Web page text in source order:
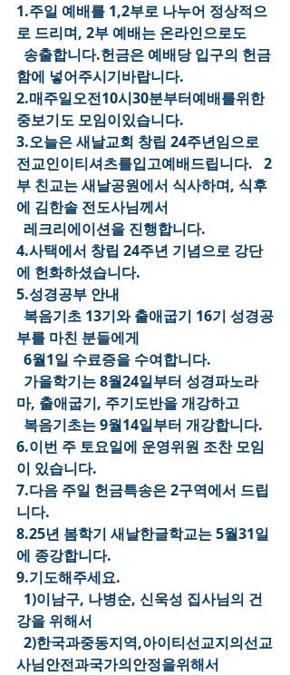
1.주일 예배를 1,2부로 나누어 정상적으
로 드리며, 2부 예배는 온라인으로도
송출합니다.헌금은 예배당 입구의 헌금
함에 넣어주시기바랍니다.
2.매주일오전10시30분부터예배를위한
중보기도 모임이있습니다.
3.오늘은 새날교회 창립 24주년임으로
전교인이티셔츠를입고예배드립니다. 2
부 친교는 새날공원에서 식사하며, 식후
에 김한솔 전도사님께서
레크리에이션을 진행합니다.
4.사택에서 창립 24주년 기념으로 강단
에 헌화하셨습니다.
5.성경공부 안내
복음기초 13기와 출애굽기 16기 성경공
부를 마친 분들에게
6월1일 수료증을 수여합니다.
가을학기는 8월24일부터 성경파노라
마, 출애굽기, 주기도반을 개강하고
복음기초는 9월14일부터 개강합니다.
6.이번 주 토요일에 운영위원 조찬 모임
이 있습니다.
7.다음 주일 헌금특송은 2구역에서 드립
니다.
8.25년 봄학기 새날한글학교는 5월31일
에 종강합니다.
9.기도해주세요.
1)이남구, 나병순, 신욱성 집사님의 건
강을 위해서
2)한국과중동지역,아이티선교지의선교
사님안전과국가의안정을위해서